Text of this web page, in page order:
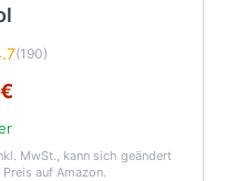
(190)
MwSt., kann sich geändert
auf Amazon.